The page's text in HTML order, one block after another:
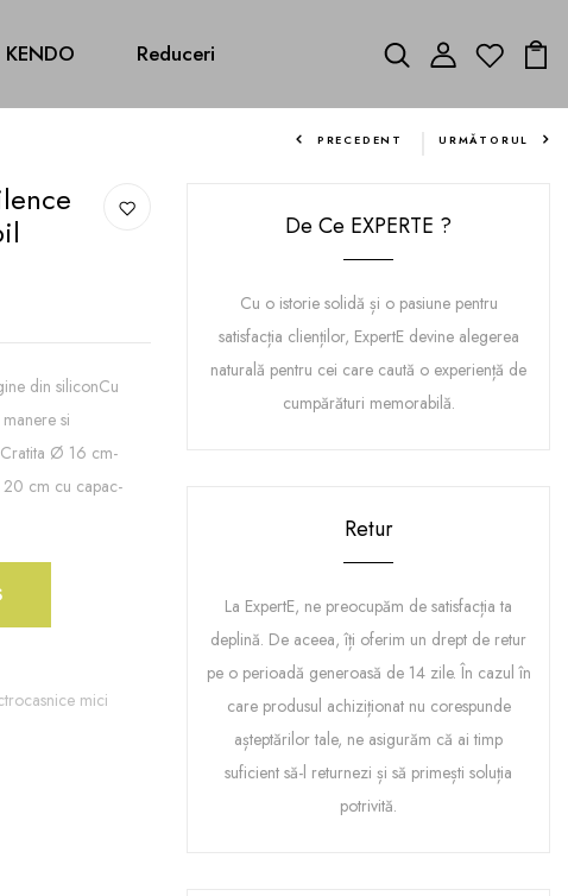
KENDO Reduceri
PRECEDENT URMĂTORUL
din siliconCu
si
Ø 16 cm-
cm cu capac-
mici
De Ce EXPERTE ?
Cu o istorie solidă și o pasiune pentru
satisfacția clienților, ExpertE devine alegerea
naturală pentru cei care caută o experiență de
cumpărături memorabilă.
Retur
La ExpertE, ne preocupăm de satisfacția ta
deplină. De aceea, îți oferim un drept de retur
pe o perioadă generoasă de 14 zile. În cazul în
care produsul achiziționat nu corespunde
așteptărilor tale, ne asigurăm că ai timp
suficient să-l returnezi și să primești soluția
potrivită.